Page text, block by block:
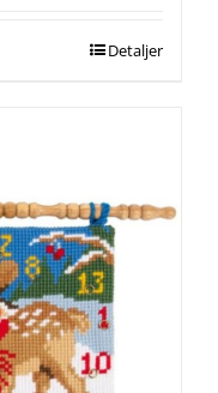
Detaljer